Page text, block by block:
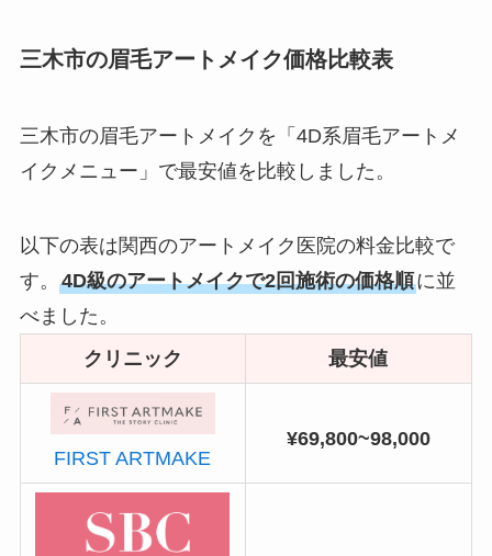
三木市の眉毛アートメイク価格比較表
三木市の眉毛アートメイクを「4D系眉毛アートメ
イクメニュー」で最安値を比較しました。
以下の表は関西のアートメイク医院の料金比較で
す。 4D級のアートメイクで2回施術の価格順に並
べました。
クリニック
最安値
FIRST ARTMAKE
¥69,800~98,000